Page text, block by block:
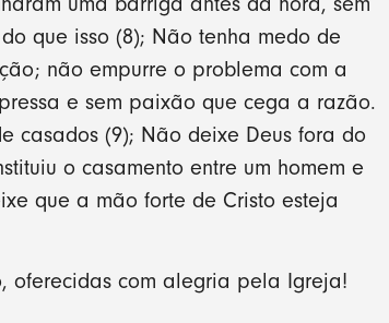
que isso (8); Não tenha medo de
não empurre o problema com a
e sem paixão que cega a razão.
casados (9); Não deixe Deus fora do
o casamento entre um homem e
que a mão forte de Cristo esteja
oferecidas com alegria pela Igreja!